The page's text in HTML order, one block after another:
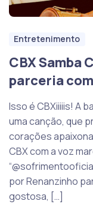
Entretenimento
CBX Samba
parceria
Isso é CBXiiiiis! A
uma canção, que
corações
CBX com a voz
por Renanzinho
gostosa, […]